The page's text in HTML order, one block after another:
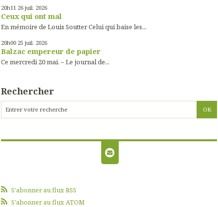
20h11 26 juil. 2026
Ceux qui ont mal
En mémoire de Louis Soutter Celui qui baise les...
20h00 25 juil. 2026
Balzac empereur de papier
Ce mercredi 20 mai. – Le journal de...
Rechercher
S'abonner au flux RSS
S'abonner au flux ATOM